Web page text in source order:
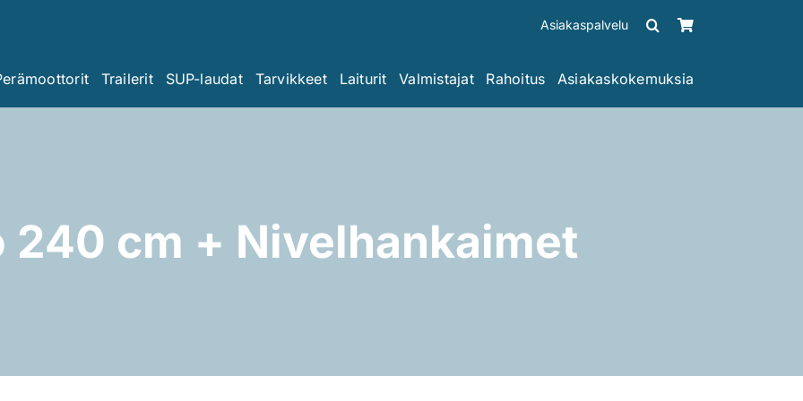
Asiakaspalvelu
Trailerit SUP-laudat Tarvikkeet Laiturit Valmistajat Rahoitus Asiakaskokemuksia
240 cm + Nivelhankaimet